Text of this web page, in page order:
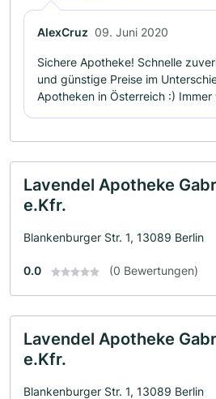
AlexCruz 09. Juni 2020
Sichere Apotheke! Schnelle
und günstige Preise im
Apotheken in Österreich :)
Lavendel Apotheke
e.Kfr.
Blankenburger Str. 1, 13089 Berlin
0.0 (0 Bewertungen)
Lavendel Apotheke
e.Kfr.
Blankenburger Str. 1, 13089 Berlin